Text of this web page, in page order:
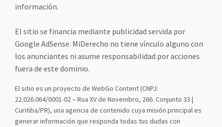
información.
El sitio se financia mediante publicidad servida por
Google AdSense. MiDerecho no tiene vínculo alguno con
los anunciantes ni asume responsabilidad por acciones
fuera de este dominio.
El sitio es un proyecto de WebGo Content (CNPJ:
22.026.064/0001-02 – Rua XV de Novembro, 266. Conjunto 33 |
Curitiba/PR), una agencia de contenido cuya misión principal es
generar información que responda todas tus dudas con